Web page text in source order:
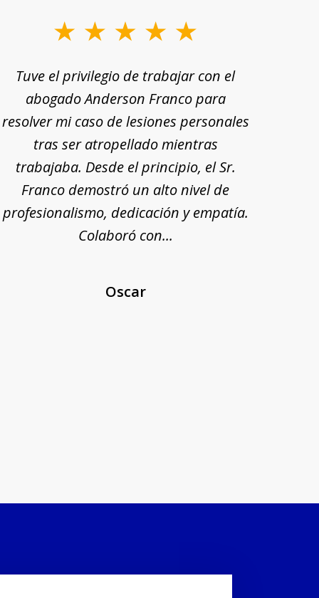
Tuve el privilegio de trabajar con el
abogado Anderson Franco para
resolver mi caso de lesiones personales
tras ser atropellado mientras
trabajaba. Desde el principio, el Sr.
Franco demostró un alto nivel de
profesionalismo, dedicación y empatía.
Colaboró con...
Oscar